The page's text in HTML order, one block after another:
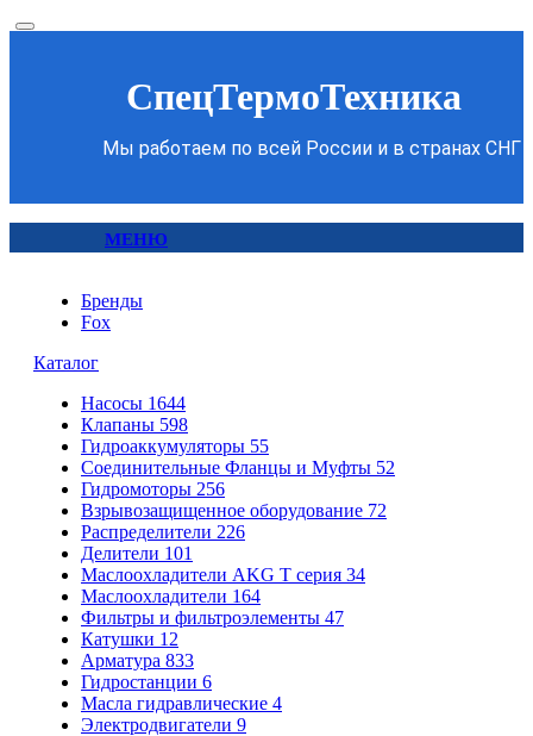
СпецТермоТехника
Мы работаем по всей России и в странах СНГ
МЕНЮ
Бренды
Fox
Каталог
Насосы 1644
Клапаны 598
Гидроаккумуляторы 55
Соединительные Фланцы и Муфты 52
Гидромоторы 256
Взрывозащищенное оборудование 72
Распределители 226
Делители 101
Маслоохладители AKG T серия 34
Маслоохладители 164
Фильтры и фильтроэлементы 47
Катушки 12
Арматура 833
Гидростанции 6
Масла гидравлические 4
Электродвигатели 9